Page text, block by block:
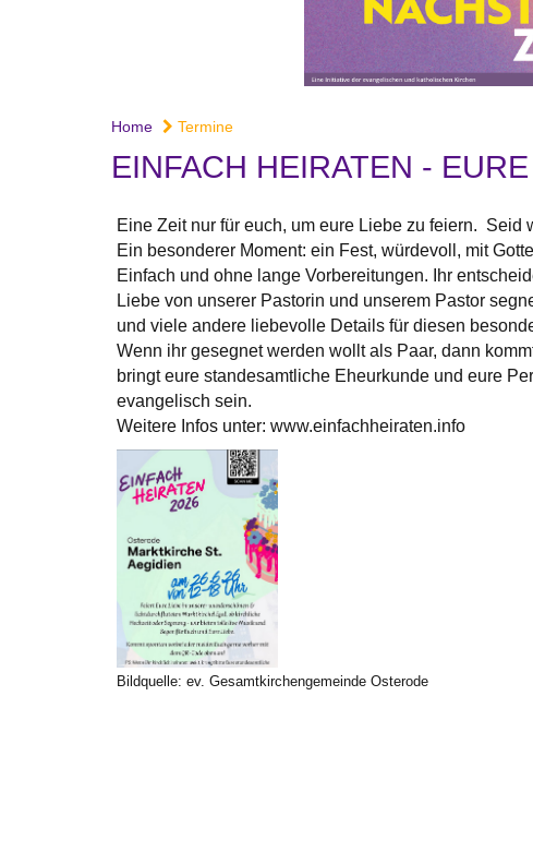
Home Termine
EINFACH HEIRATEN -
Eine Zeit nur für euch, um eure Liebe zu feiern. Seid
Ein besonderer Moment: ein Fest, würdevoll, mit
Einfach und ohne lange Vorbereitungen. Ihr
Liebe von unserer Pastorin und unserem Pastor
und viele andere liebevolle Details für diesen
Wenn ihr gesegnet werden wollt als Paar, dann
bringt eure standesamtliche Eheurkunde und eure
evangelisch sein.
Weitere Infos unter: www.einfachheiraten.info
Bildquelle: ev. Gesamtkirchengemeinde Osterode